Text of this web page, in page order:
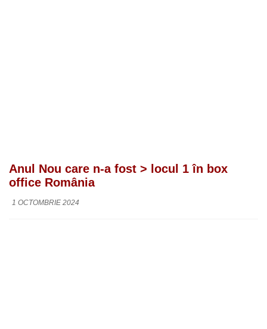
Anul Nou care n-a fost > locul 1 în box
office România
1 OCTOMBRIE 2024